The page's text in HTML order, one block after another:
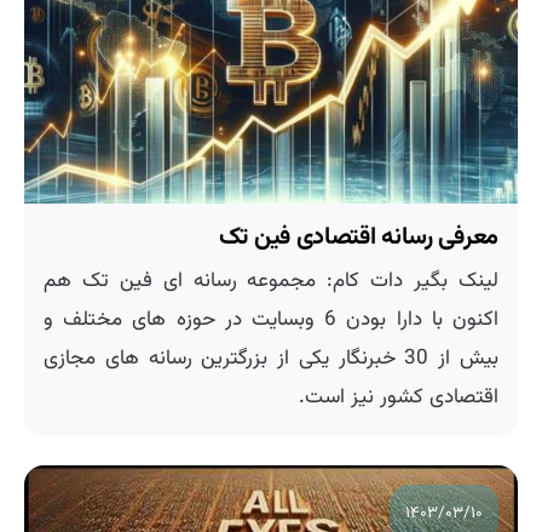
معرفی رسانه اقتصادی فین تک
لینک بگیر دات کام: مجموعه رسانه ای فین تک هم
اکنون با دارا بودن 6 وبسایت در حوزه های مختلف و
بیش از 30 خبرنگار یکی از بزرگترین رسانه های مجازی
اقتصادی کشور نیز است.
۱۴۰۳/۰۳/۱۰